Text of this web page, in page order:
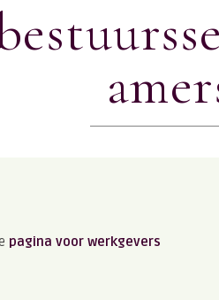
pagina voor werkgevers